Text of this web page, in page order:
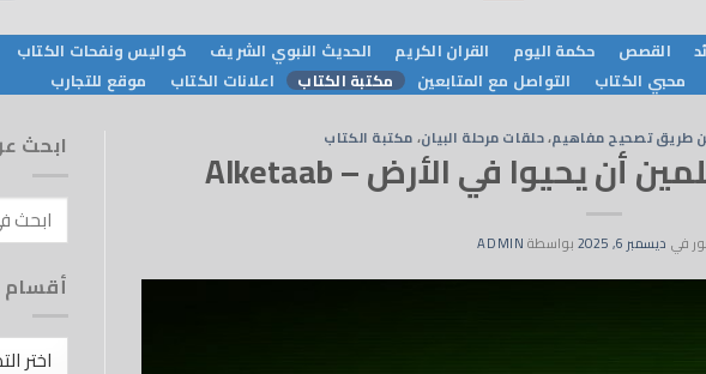
القصص حكمة اليوم القران الكريم الحديث النبوي الشريف كواليس ونفحات الكتاب
محبي الكتاب التواصل مع المتابعين مكتبة الكتاب اعلانات الكتاب موقع للتجارب
طريق تصحيح مفاهيم،حلقات مرحلة البيان،مكتبة الكتاب
في ديسمبر 6, 2025 بواسطةADMIN
ابحث
أقسام
أقسام